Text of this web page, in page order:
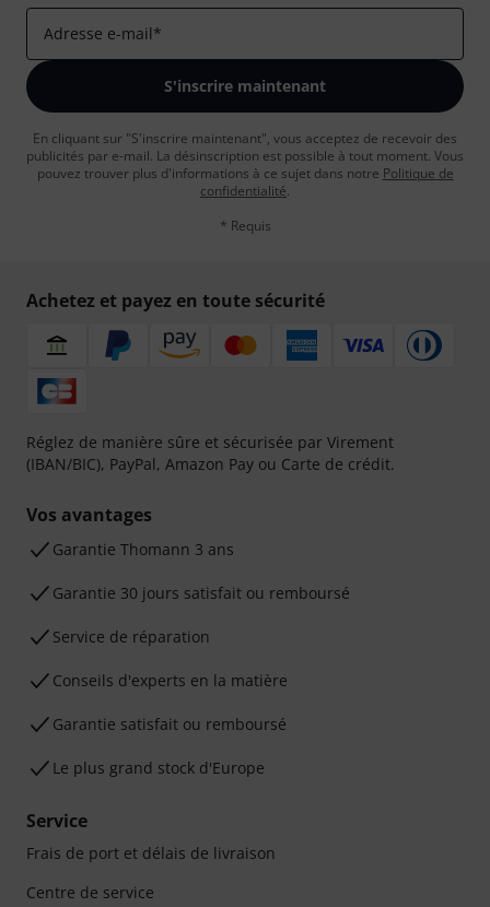
Adresse e-mail*
S'inscrire maintenant
En cliquant sur "S'inscrire maintenant", vous acceptez de recevoir des
publicités par e-mail. La désinscription est possible à tout moment. Vous
pouvez trouver plus d'informations à ce sujet dans notre Politique de
confidentialité.
* Requis
Achetez et payez en toute sécurité
Réglez de manière sûre et sécurisée par Virement
(IBAN/BIC), PayPal, Amazon Pay ou Carte de crédit.
Vos avantages
Ga­ran­tie Thomann 3 ans
Garantie 30 jours satisfait ou remboursé
Service de réparation
Conseils d'experts en la matière
Garantie satisfait ou remboursé
Le plus grand stock d'Europe
Service
Frais de port et délais de livraison
Centre de service